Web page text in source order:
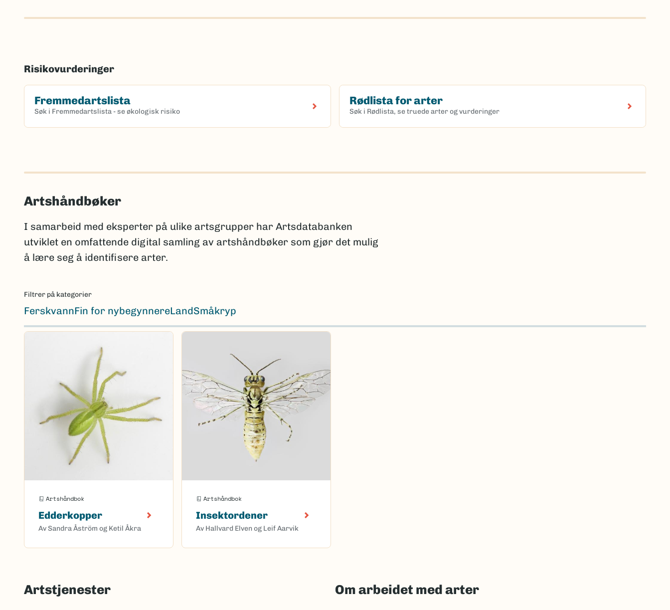
Risikovurderinger
Fremmedartslista
Søk i Fremmedartslista - se økologisk risiko
Rødlista for arter
Søk i Rødlista, se truede arter og vurderinger
Artshåndbøker
I samarbeid med eksperter på ulike artsgrupper har Artsdatabanken
utviklet en omfattende digital samling av artshåndbøker som gjør det mulig
å lære seg å identifisere arter.
Filtrer på kategorier
FerskvannFin for nybegynnereLandSmåkryp
Artshåndbok
Edderkopper
Av Sandra Åström og Ketil Åkra
Artshåndbok
Insektordener
Av Hallvard Elven og Leif Aarvik
Artstjenester Om arbeidet med arter